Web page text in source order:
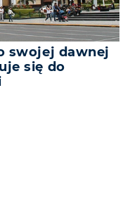
swojej dawnej
się do